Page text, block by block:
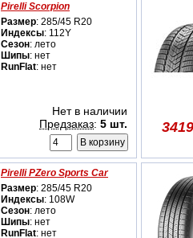
Pirelli Scorpion
Размер: 285/45 R20
Индексы: 112Y
Сезон: лето
Шипы: нет
RunFlat: нет
Нет в наличии
Предзаказ: 5 шт.
Pirelli PZero Sports Car
Размер: 285/45 R20
Индексы: 108W
Сезон: лето
Шипы: нет
RunFlat: нет